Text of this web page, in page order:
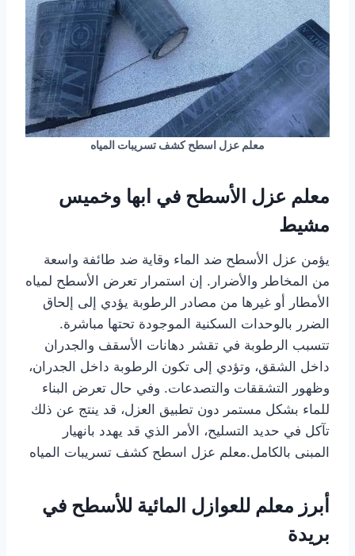
معلم عزل اسطح كشف تسريبات المياه
معلم عزل الأسطح في ابها وخميس
مشيط
يؤمن عزل الأسطح ضد الماء وقاية ضد طائفة واسعة
من المخاطر والأضرار. إن استمرار تعرض الأسطح لمياه
الأمطار أو غيرها من مصادر الرطوبة يؤدي إلى إلحاق
الضرر بالوحدات السكنية الموجودة تحتها مباشرة.
تتسبب الرطوبة في تقشر دهانات الأسقف والجدران
داخل الشقق، وتؤدي إلى تكون الرطوبة داخل الجدران،
وظهور التشققات والتصدعات. وفي حال تعرض البناء
للماء بشكل مستمر دون تطبيق العزل، قد ينتج عن ذلك
تآكل في حديد التسليح، الأمر الذي قد يهدد بانهيار
المبنى بالكامل.معلم عزل اسطح كشف تسريبات المياه
أبرز معلم للعوازل المائية للأسطح في
بريدة